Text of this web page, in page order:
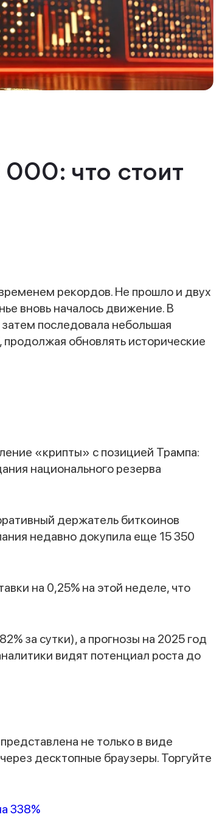
что стоит
рекордов. Не прошло и двух
вновь началось движение. В
последовала небольшая
продолжая обновлять исторические
«крипты» с позицией Трампа:
национального резерва
держатель биткоинов
недавно докупила еще 15 350
на 0,25% на этой неделе, что
за сутки), а прогнозы на 2025 год
видят потенциал роста до
не только в виде
десктопные браузеры. Торгуйте
338%
ближайшее время